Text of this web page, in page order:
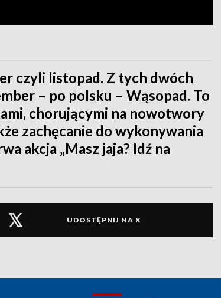
czyli listopad. Z tych dwóch
– po polsku – Wąsopad. To
chorującymi na nowotwory
zachęcanie do wykonywania
akcja „Masz jaja? Idź na
UDOSTĘPNIJ NA X